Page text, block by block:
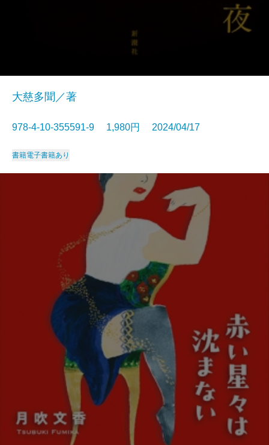
大慈多聞／著
978-4-10-355591-9 1,980円 2024/04/17
書籍電子書籍あり